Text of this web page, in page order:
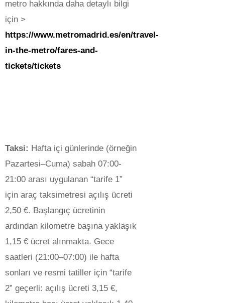
metro hakkında daha detaylı bilgi
için >
https://www.metromadrid.es/en/travel-
in-the-metro/fares-and-
tickets/tickets
Taksi: Hafta içi günlerinde (örneğin
Pazartesi–Cuma) sabah 07:00-
21:00 arası uygulanan “tarife 1”
için araç taksimetresi açılış ücreti
2,50 €. Başlangıç ücretinin
ardından kilometre başına yaklaşık
1,15 € ücret alınmakta. Gece
saatleri (21:00–07:00) ile hafta
sonları ve resmi tatiller için “tarife
2” geçerli: açılış ücreti 3,15 €,